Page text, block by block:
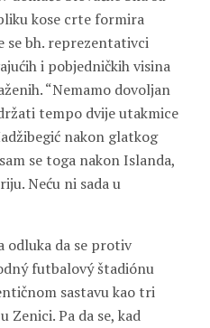
kose crte formira
se bh. reprezentativci
i pobjedničkih visina
“Nemamo dovoljan
tempo dvije utakmice
nakon glatkog
se toga nakon Islanda,
Neću ni sada u
odluka da se protiv
futbalový štadiónu
sastavu kao tri
Pa da se, kad